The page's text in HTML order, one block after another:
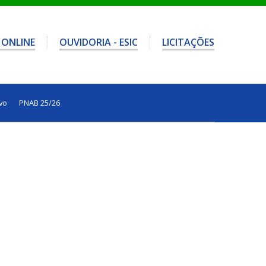
OUVIDORIA - ESIC LICITAÇÕES
PNAB 25/26